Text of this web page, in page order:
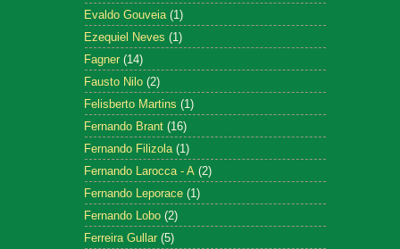
Evaldo Gouveia (1)
Ezequiel Neves (1)
Fagner (14)
Fausto Nilo (2)
Felisberto Martins (1)
Fernando Brant (16)
Fernando Filizola (1)
Fernando Larocca - A (2)
Fernando Leporace (1)
Fernando Lobo (2)
Ferreira Gullar (5)